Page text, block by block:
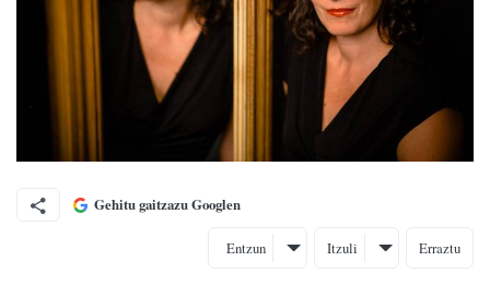
Gehitu gaitzazu Googlen
Entzun Itzuli Erraztu